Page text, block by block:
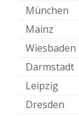
München
Mainz
Wiesbaden
Darmstadt
Leipzig
Dresden